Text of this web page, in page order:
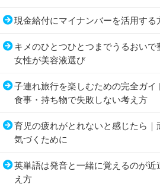
現金給付にマイナンバーを活用する
キメのひとつひとつまでうるおい
女性が美容液選び
子連れ旅行を楽しむための完全ガイ
食事・持ち物で失敗しない考え方
育児の疲れがとれないと感じたら｜
気づくために
英単語は発音と一緒に覚えるのが
え方